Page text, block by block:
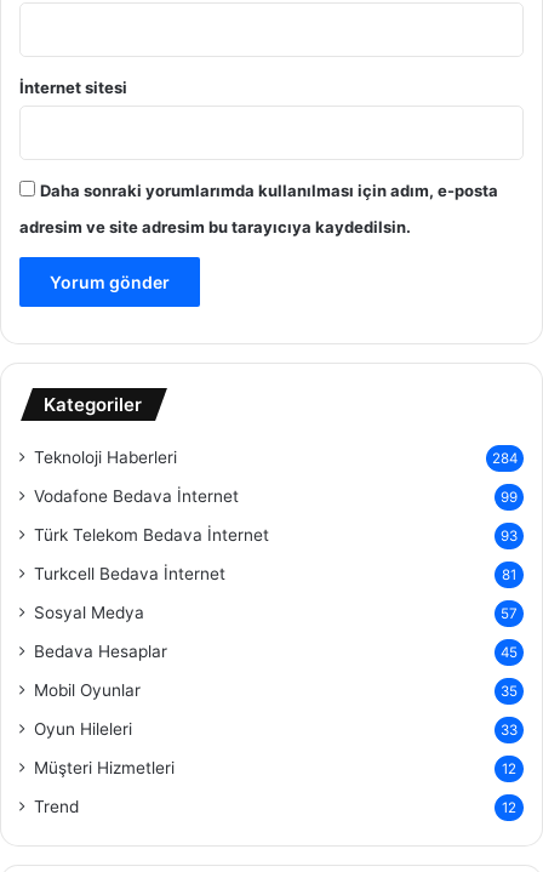
İnternet sitesi
Daha sonraki yorumlarımda kullanılması için adım, e-posta
adresim ve site adresim bu tarayıcıya kaydedilsin.
Kategoriler
Teknoloji Haberleri 284
Vodafone Bedava İnternet 99
Türk Telekom Bedava İnternet 93
Turkcell Bedava İnternet 81
Sosyal Medya 57
Bedava Hesaplar 45
Mobil Oyunlar 35
Oyun Hileleri 33
Müşteri Hizmetleri 12
Trend 12